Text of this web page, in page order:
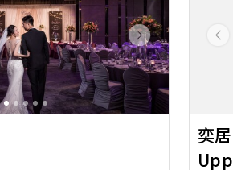
Next
奕居